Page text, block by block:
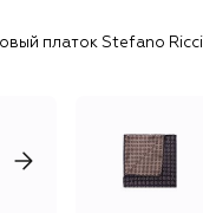
платок Stefano Ricci